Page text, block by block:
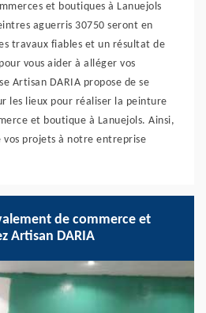
et boutiques à Lanuejols
aguerris 30750 seront en
travaux fiables et un résultat de
vous aider à alléger vos
Artisan DARIA propose de se
les lieux pour réaliser la peinture
et boutique à Lanuejols. Ainsi,
vos projets à notre entreprise
de commerce et
Artisan DARIA